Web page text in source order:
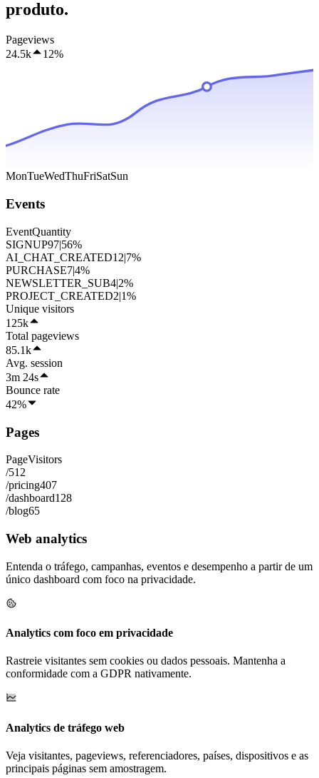
produto.
Pageviews
24.5k
12%
MonTueWedThuFriSatSun
Events
EventQuantity
SIGNUP97|56%
AI_CHAT_CREATED12|7%
PURCHASE7|4%
NEWSLETTER_SUB4|2%
PROJECT_CREATED2|1%
Unique visitors
125k
Total pageviews
85.1k
Avg. session
3m 24s
Bounce rate
42%
Pages
PageVisitors
/512
/pricing407
/dashboard128
/blog65
Web analytics
Entenda o tráfego, campanhas, eventos e desempenho a partir de um
único dashboard com foco na privacidade.
Analytics com foco em privacidade
Rastreie visitantes sem cookies ou dados pessoais. Mantenha a
conformidade com a GDPR nativamente.
Analytics de tráfego web
Veja visitantes, pageviews, referenciadores, países, dispositivos e as
principais páginas sem amostragem.